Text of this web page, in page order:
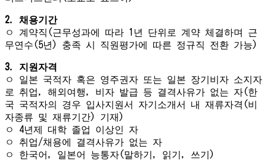
2. 채용기간
ㅇ 계약직(근무성과에 따라 1년 단위로 계약 체결하며 근
무연수(5년) 충족 시 직원평가에 따른 정규직 전환 가능)
3. 지원자격
ㅇ 일본 국적자 혹은 영주권자 또는 일본 장기비자 소지자
로 취업, 해외여행, 비자 발급 등 결격사유가 없는 자(한
국 국적자의 경우 입사지원서 자기소개서 내 재류자격(비
자종류 및 재류기간) 기재)
ㅇ 4년제 대학 졸업 이상인 자
ㅇ 취업/채용에 결격사유가 없는 자
ㅇ 한국어, 일본어 능통자(말하기, 읽기, 쓰기)